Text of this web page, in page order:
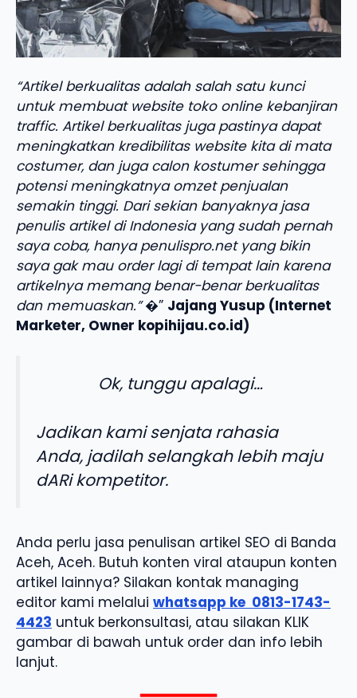
“Artikel berkualitas adalah salah satu kunci
untuk membuat website toko online kebanjiran
traffic. Artikel berkualitas juga pastinya dapat
meningkatkan kredibilitas website kita di mata
costumer, dan juga calon kostumer sehingga
potensi meningkatnya omzet penjualan
semakin tinggi. Dari sekian banyaknya jasa
penulis artikel di Indonesia yang sudah pernah
saya coba, hanya penulispro.net yang bikin
saya gak mau order lagi di tempat lain karena
artikelnya memang benar-benar berkualitas
dan memuaskan.”�” Jajang Yusup (Internet
Marketer, Owner kopihijau.co.id)
Ok, tunggu apalagi…
Jadikan kami senjata rahasia
Anda, jadilah selangkah lebih maju
dARi kompetitor.
Anda perlu jasa penulisan artikel SEO di Banda
Aceh, Aceh. Butuh konten viral ataupun konten
artikel lainnya? Silakan kontak managing
editor kami melalui whatsapp ke 0813-1743-
4423 untuk berkonsultasi, atau silakan KLIK
gambar di bawah untuk order dan info lebih
lanjut.